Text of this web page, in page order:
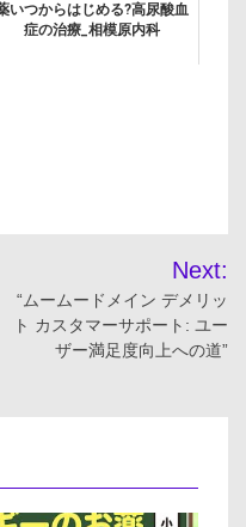
いつからはじめる?高尿酸血
症の治療_相模原内科
Next:
“ムームードメイン デメリッ
ト カスタマーサポート: ユー
ザー満足度向上への道”